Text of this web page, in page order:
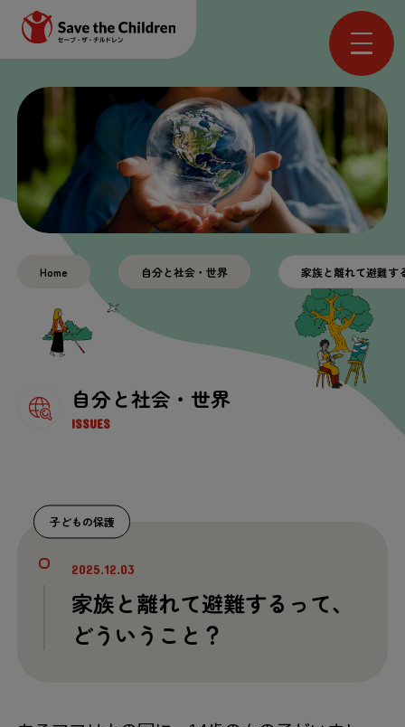
自分と社会・世界
ISSUES
Home 自分と社会・世界 家族と離れて避難す
2025.12.03
家族と離れて避難するって、
どういうこと？
子どもの保護